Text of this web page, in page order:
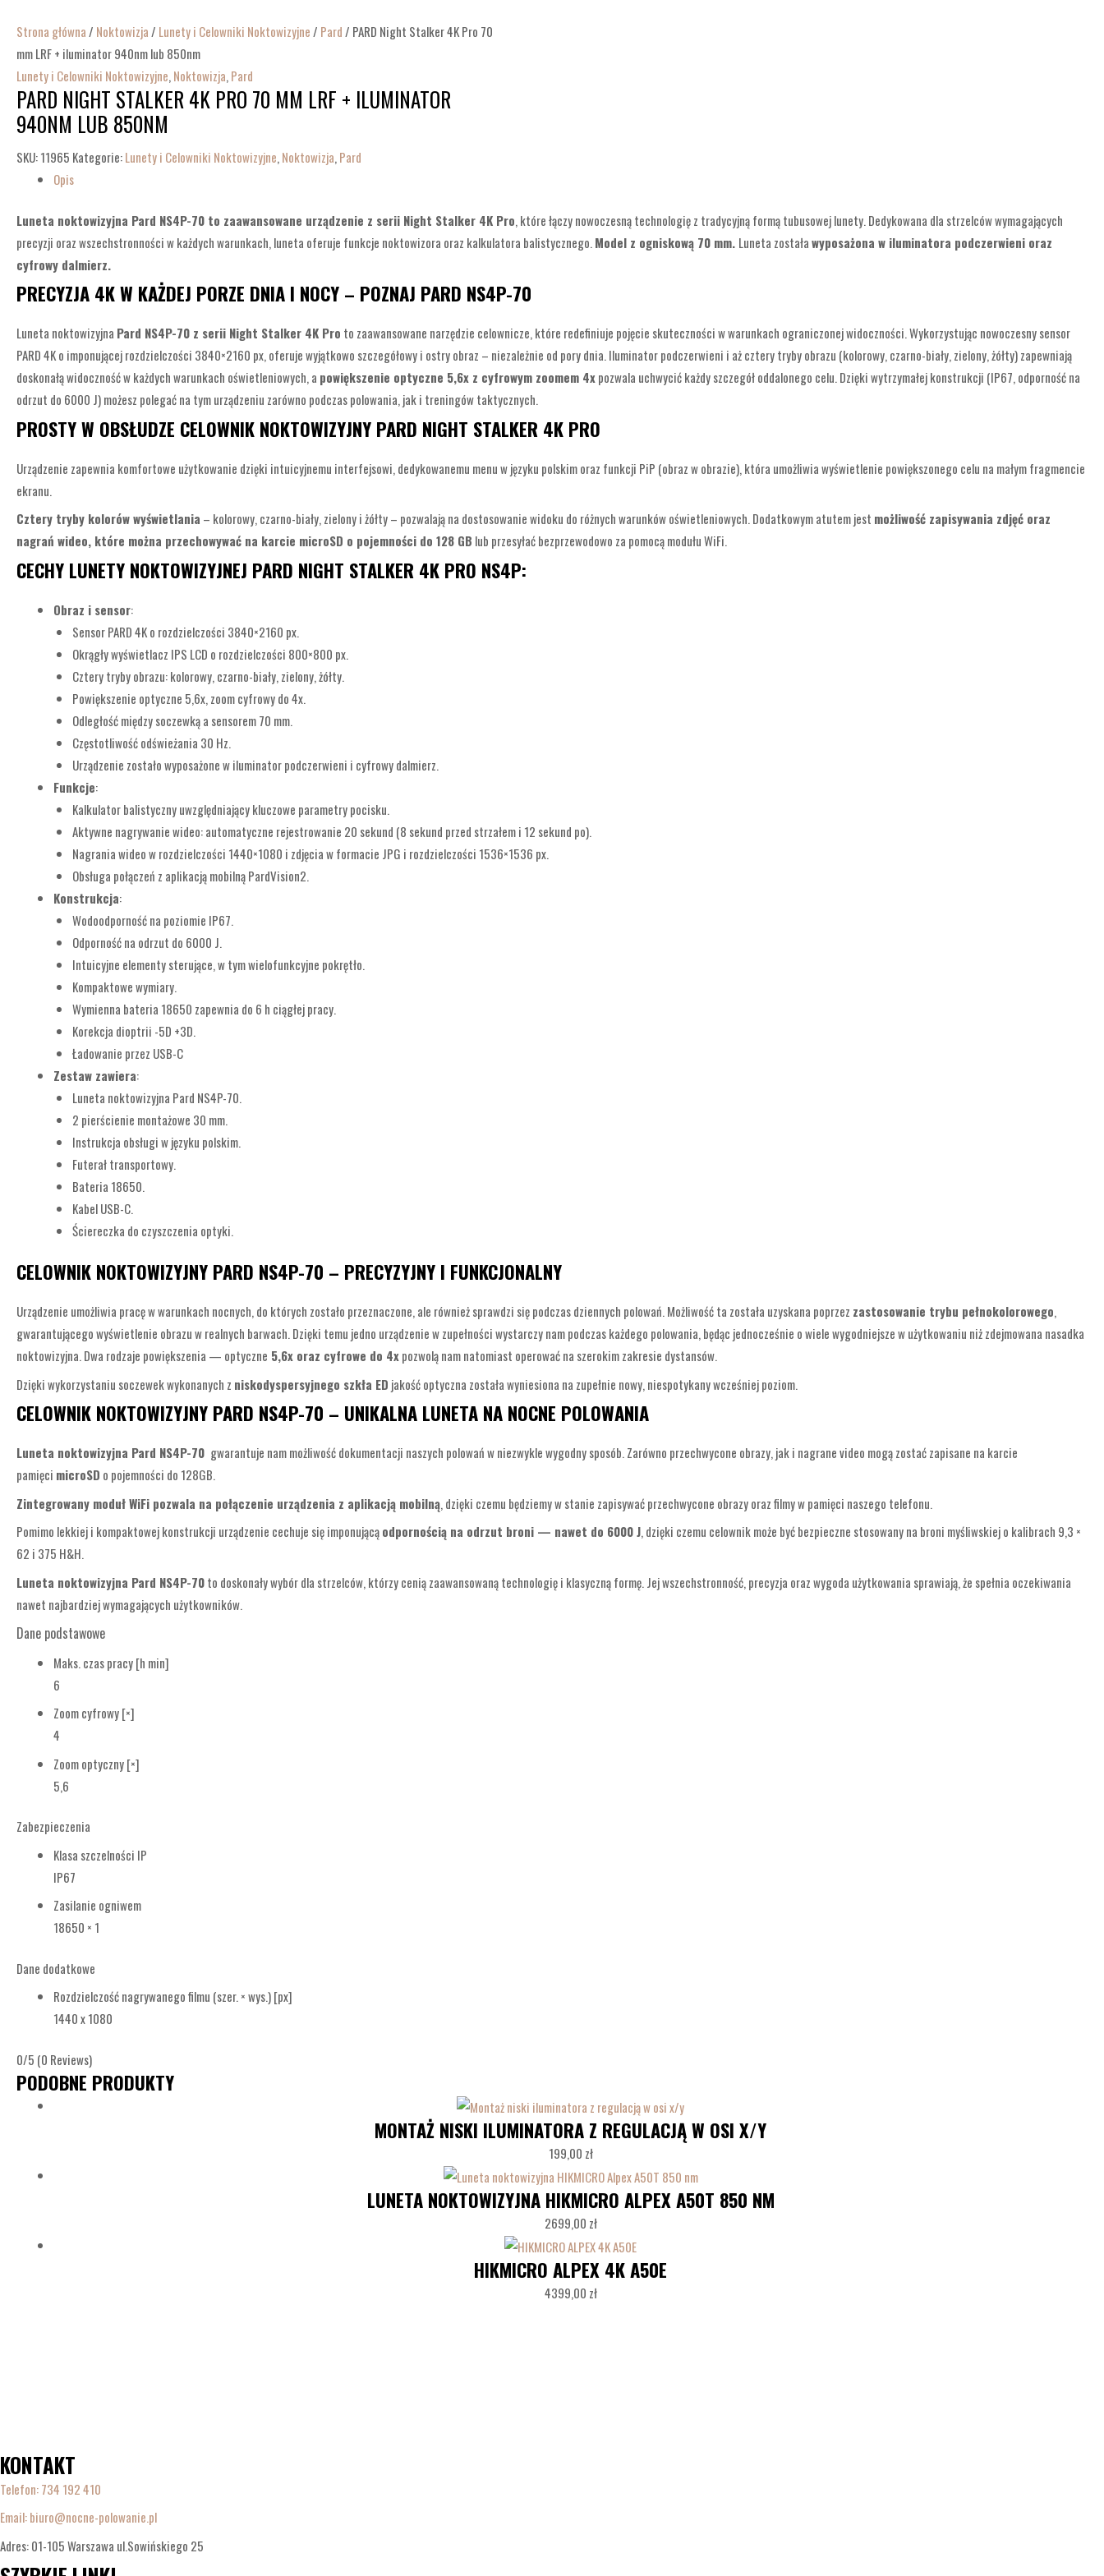
Strona główna/ Noktowizja/ Lunety i Celowniki Noktowizyjne/ Pard/ PARD Night Stalker 4K Pro 70
mm LRF + iluminator 940nm lub 850nm
Lunety i Celowniki Noktowizyjne, Noktowizja, Pard
PARD NIGHT STALKER 4K PRO 70 MM LRF + ILUMINATOR
940NM LUB 850NM
SKU:11965 Kategorie:Lunety i Celowniki Noktowizyjne, Noktowizja, Pard
Opis
Luneta noktowizyjna Pard NS4P-70 to zaawansowane urządzenie z serii Night Stalker 4K Pro, które łączy nowoczesną technologię z tradycyjną formą tubusowej lunety. Dedykowana dla strzelców wymagających
precyzji oraz wszechstronności w każdych warunkach, luneta oferuje funkcje noktowizora oraz kalkulatora balistycznego. Model z ogniskową 70 mm. Luneta zostaławyposażona w iluminatora podczerwieni oraz
cyfrowy dalmierz.
PRECYZJA 4K W KAŻDEJ PORZE DNIA I NOCY – POZNAJ PARD NS4P-70
Luneta noktowizyjna Pard NS4P-70 z serii Night Stalker 4K Pro to zaawansowane narzędzie celownicze, które redefiniuje pojęcie skuteczności w warunkach ograniczonej widoczności. Wykorzystując nowoczesny sensor
PARD 4K o imponującej rozdzielczości 3840×2160 px, oferuje wyjątkowo szczegółowy i ostry obraz – niezależnie od pory dnia. Iluminator podczerwieni i aż cztery tryby obrazu (kolorowy, czarno-biały, zielony, żółty) zapewniają
doskonałą widoczność w każdych warunkach oświetleniowych, a powiększenie optyczne 5,6x z cyfrowym zoomem 4xpozwala uchwycić każdy szczegół oddalonego celu. Dzięki wytrzymałej konstrukcji (IP67, odporność na
odrzut do 6000 J) możesz polegać na tym urządzeniu zarówno podczas polowania, jak i treningów taktycznych.
PROSTY W OBSŁUDZE CELOWNIK NOKTOWIZYJNY PARD NIGHT STALKER 4K PRO
Urządzenie zapewnia komfortowe użytkowanie dzięki intuicyjnemu interfejsowi, dedykowanemu menu w języku polskim oraz funkcji PiP (obraz w obrazie), która umożliwia wyświetlenie powiększonego celu na małym fragmencie
ekranu.
Cztery tryby kolorów wyświetlania – kolorowy, czarno-biały, zielony i żółty – pozwalają na dostosowanie widoku do różnych warunków oświetleniowych. Dodatkowym atutem jest możliwość zapisywania zdjęć oraz
nagrań wideo, które można przechowywać na karcie microSD o pojemności do 128 GB lub przesyłać bezprzewodowo za pomocą modułu WiFi.
CECHY LUNETY NOKTOWIZYJNEJ PARD NIGHT STALKER 4K PRO NS4P:
Obraz i sensor:
Sensor PARD 4K o rozdzielczości 3840×2160 px.
Okrągły wyświetlacz IPS LCD o rozdzielczości 800×800 px.
Cztery tryby obrazu: kolorowy, czarno-biały, zielony, żółty.
Powiększenie optyczne 5,6x, zoom cyfrowy do 4x.
Odległość między soczewką a sensorem 70 mm.
Częstotliwość odświeżania 30 Hz.
Urządzenie zostało wyposażone w iluminator podczerwieni i cyfrowy dalmierz.
Funkcje:
Kalkulator balistyczny uwzględniający kluczowe parametry pocisku.
Aktywne nagrywanie wideo: automatyczne rejestrowanie 20 sekund (8 sekund przed strzałem i 12 sekund po).
Nagrania wideo w rozdzielczości 1440×1080 i zdjęcia w formacie JPG i rozdzielczości 1536×1536 px.
Obsługa połączeń z aplikacją mobilną PardVision2.
Konstrukcja:
Wodoodporność na poziomie IP67.
Odporność na odrzut do 6000 J.
Intuicyjne elementy sterujące, w tym wielofunkcyjne pokrętło.
Kompaktowe wymiary.
Wymienna bateria 18650 zapewnia do 6 h ciągłej pracy.
Korekcja dioptrii -5D +3D.
Ładowanie przez USB-C
Zestaw zawiera:
Luneta noktowizyjna Pard NS4P-70.
2 pierścienie montażowe 30 mm.
Instrukcja obsługi w języku polskim.
Futerał transportowy.
Bateria 18650.
Kabel USB-C.
Ściereczka do czyszczenia optyki.
CELOWNIK NOKTOWIZYJNY PARD NS4P-70 – PRECYZYJNY I FUNKCJONALNY
Urządzenie umożliwia pracę w warunkach nocnych, do których zostało przeznaczone, ale również sprawdzi się podczas dziennych polowań. Możliwość ta została uzyskana poprzez zastosowanie trybu pełnokolorowego,
gwarantującego wyświetlenie obrazu w realnych barwach. Dzięki temu jedno urządzenie w zupełności wystarczy nam podczas każdego polowania, będąc jednocześnie o wiele wygodniejsze w użytkowaniu niż zdejmowana nasadka
noktowizyjna. Dwa rodzaje powiększenia — optyczne 5,6x oraz cyfrowe do 4xpozwolą nam natomiast operować na szerokim zakresie dystansów.
Dzięki wykorzystaniu soczewek wykonanych z niskodyspersyjnego szkła ED jakość optyczna została wyniesiona na zupełnie nowy, niespotykany wcześniej poziom.
CELOWNIK NOKTOWIZYJNY PARD NS4P-70 – UNIKALNA LUNETA NA NOCNE POLOWANIA
Luneta noktowizyjna Pard NS4P-70 gwarantuje nam możliwość dokumentacji naszych polowań w niezwykle wygodny sposób. Zarówno przechwycone obrazy, jak i nagrane video mogą zostać zapisane na karcie
pamięci microSD o pojemności do 128GB.
Zintegrowany moduł WiFi pozwala na połączenie urządzenia z aplikacją mobilną, dzięki czemu będziemy w stanie zapisywać przechwycone obrazy oraz filmy w pamięci naszego telefonu.
Pomimo lekkiej i kompaktowej konstrukcji urządzenie cechuje się imponującąodpornością na odrzut broni — nawet do 6000 J, dzięki czemu celownik może być bezpieczne stosowany na broni myśliwskiej o kalibrach 9,3 ×
62 i 375 H&H.
Luneta noktowizyjna Pard NS4P-70to doskonały wybór dla strzelców, którzy cenią zaawansowaną technologię i klasyczną formę. Jej wszechstronność, precyzja oraz wygoda użytkowania sprawiają, że spełnia oczekiwania
nawet najbardziej wymagających użytkowników.
Dane podstawowe
Maks. czas pracy [h min]
6
Zoom cyfrowy [×]
4
Zoom optyczny [×]
5,6
Zabezpieczenia
Klasa szczelności IP
IP67
Zasilanie ogniwem
18650 × 1
Dane dodatkowe
Rozdzielczość nagrywanego filmu (szer. × wys.) [px]
1440 x 1080
0/5 (0 Reviews)
PODOBNE PRODUKTY
MONTAŻ NISKI ILUMINATORA Z REGULACJĄ W OSI X/Y
199,00 zł
LUNETA NOKTOWIZYJNA HIKMICRO ALPEX A50T 850 NM
2699,00 zł
HIKMICRO ALPEX 4K A50E
4399,00 zł
KONTAKT
Telefon:734 192 410
Email: biuro@nocne-polowanie.pl
Adres: 01-105 Warszawa ul.Sowińskiego 25